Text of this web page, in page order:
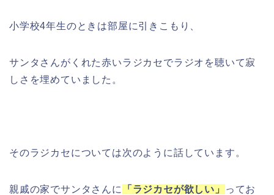
小学校4年生のときは部屋に引きこもり、
サンタさんがくれた赤いラジカセでラジオを聴いて寂
しさを埋めていました。
そのラジカセについては次のように話しています。
親戚の家でサンタさんに 「ラジカセが欲しい」
ってお